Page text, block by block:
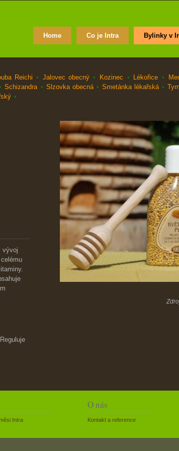
Bylinky v
Co je Intra
Home
Reichi • Jalovec obecný • Kozinec • Lékořice •
Schizandra • Slzovka obecná • Smetánka lékařská •
•
vývoj
Intra
O nás
Kontakt a reference